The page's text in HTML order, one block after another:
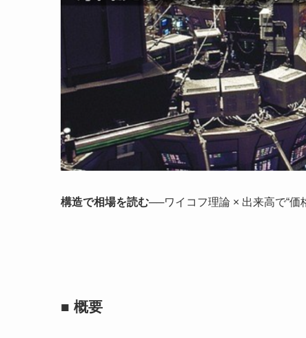
構造で相場を読む──ワイコフ理論 × 出来高で“価
■ 概要